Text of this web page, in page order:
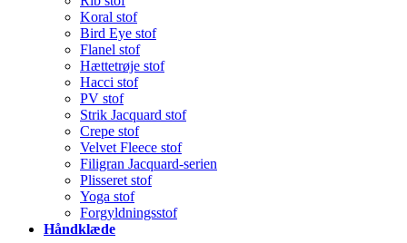
Koral stof
Bird Eye stof
Flanel stof
Hættetrøje stof
Hacci stof
PV stof
Strik Jacquard stof
Crepe stof
Velvet Fleece stof
Filigran Jacquard-serien
Plisseret stof
Yoga stof
Forgyldningsstof
Håndklæde